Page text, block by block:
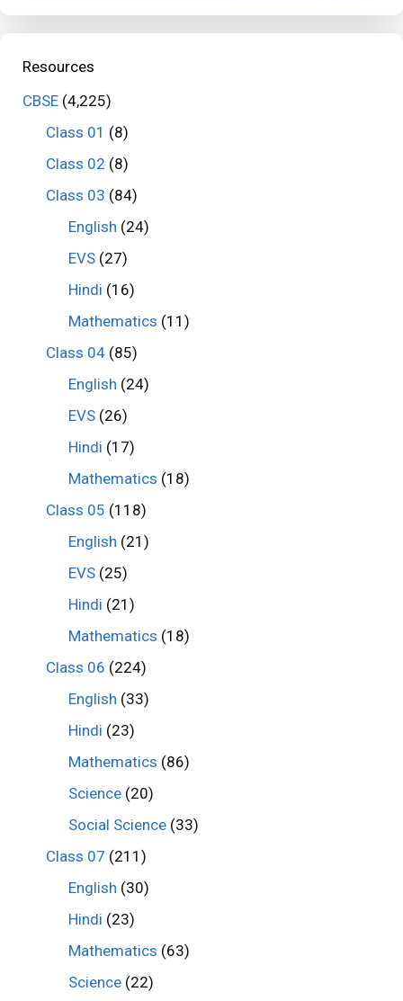
Resources
CBSE (4,225)
Class 01 (8)
Class 02 (8)
Class 03 (84)
English (24)
EVS (27)
Hindi (16)
Mathematics (11)
Class 04(85)
English (24)
EVS (26)
Hindi (17)
Mathematics (18)
Class 05 (118)
English (21)
EVS (25)
Hindi (21)
Mathematics (18)
Class 06 (224)
English (33)
Hindi (23)
Mathematics (86)
Science (20)
Social Science (33)
Class 07 (211)
English (30)
Hindi (23)
Mathematics (63)
Science (22)